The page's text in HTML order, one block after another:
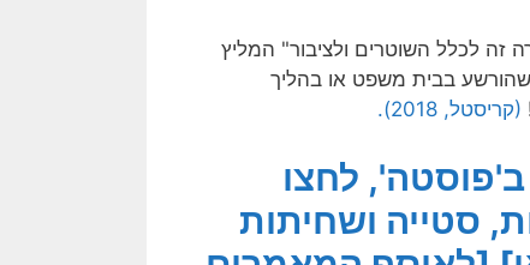
לכלל השוטרים ולציבור" המליץ
בבית משפט או בהליך
(קריסטל, 2018).
לחצו
סטייה ושחיתות